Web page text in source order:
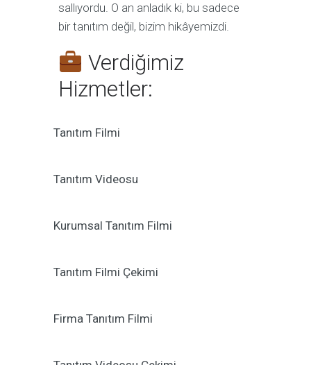
sallıyordu. O an anladık ki, bu sadece
bir tanıtım değil, bizim hikâyemizdi.
Verdiğimiz
Hizmetler:
Tanıtım Filmi
Tanıtım Videosu
Kurumsal Tanıtım Filmi
Tanıtım Filmi Çekimi
Firma Tanıtım Filmi